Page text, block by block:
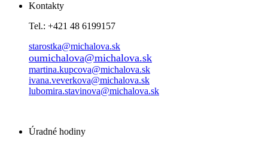
Kontakty
Tel.: +421 48 6199157
starostka@michalova.sk
oumichalova@michalova.sk
martina.kupcova@michalova.sk
ivana.veverkova@michalova.sk
lubomira.stavinova@michalova.sk
Úradné hodiny